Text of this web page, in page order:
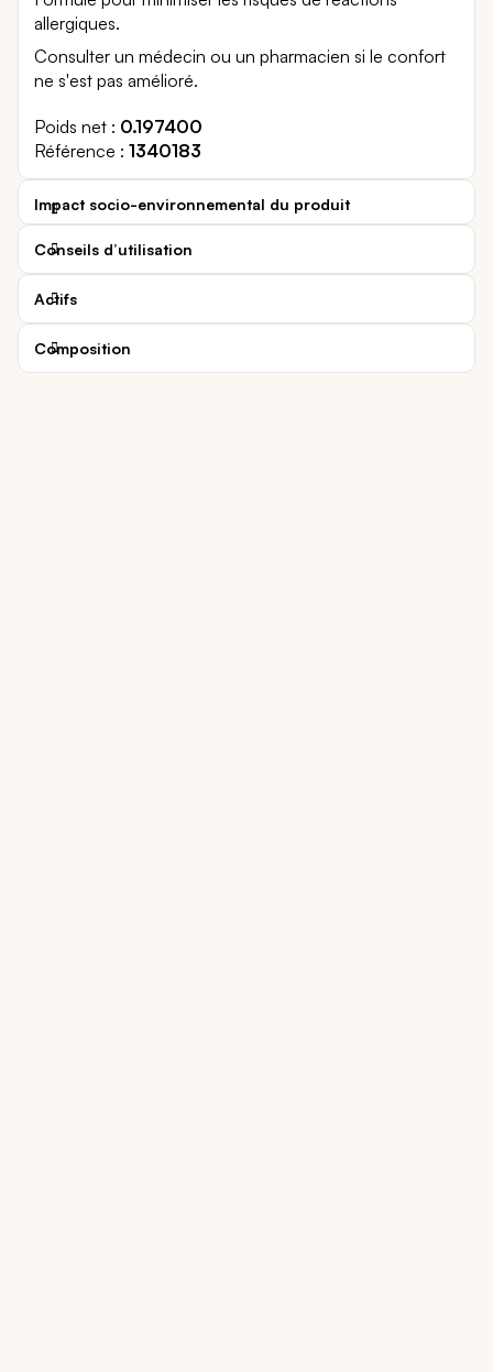
allergiques.
Consulter un médecin ou un pharmacien si le confort
ne s'est pas amélioré.
Poids net
0.197400
Référence
1340183
Impact socio-environnemental du produit
Conseils d’utilisation
Actifs
Composition